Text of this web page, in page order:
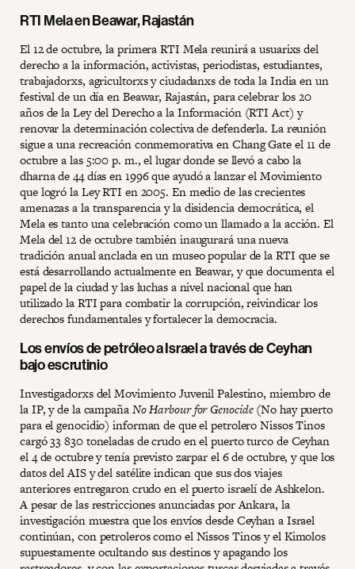
RTI Mela en Beawar, Rajastán
El 12 de octubre, la primera RTI Mela reunirá a usuarixs del
derecho a la información, activistas, periodistas, estudiantes,
trabajadorxs, agricultorxs y ciudadanxs de toda la India en un
festival de un día en Beawar, Rajastán, para celebrar los 20
años de la Ley del Derecho a la Información (RTI Act) y
renovar la determinación colectiva de defenderla. La reunión
sigue a una recreación conmemorativa en Chang Gate el 11 de
octubre a las 5:00 p. m., el lugar donde se llevó a cabo la
dharna de 44 días en 1996 que ayudó a lanzar el Movimiento
que logró la Ley RTI en 2005. En medio de las crecientes
amenazas a la transparencia y la disidencia democrática, el
Mela es tanto una celebración como un llamado a la acción. El
Mela del 12 de octubre también inaugurará una nueva
tradición anual anclada en un museo popular de la RTI que se
está desarrollando actualmente en Beawar, y que documenta el
papel de la ciudad y las luchas a nivel nacional que han
utilizado la RTI para combatir la corrupción, reivindicar los
derechos fundamentales y fortalecer la democracia.
Los envíos de petróleo a Israel a través de Ceyhan
bajo escrutinio
Investigadorxs del Movimiento Juvenil Palestino, miembro de
la IP, y de la campañaNo Harbour for Genocide(No hay puerto
para el genocidio) informan de que el petrolero Nissos Tinos
cargó 33 830 toneladas de crudo en el puerto turco de Ceyhan
el 4 de octubre y tenía previsto zarpar el 6 de octubre, y que los
datos del AIS y del satélite indican que sus dos viajes
anteriores entregaron crudo en el puerto israelí de Ashkelon.
A pesar de las restricciones anunciadas por Ankara, la
investigación muestra que los envíos desde Ceyhan a Israel
continúan, con petroleros como el Nissos Tinos y el Kimolos
supuestamente ocultando sus destinos y apagando los